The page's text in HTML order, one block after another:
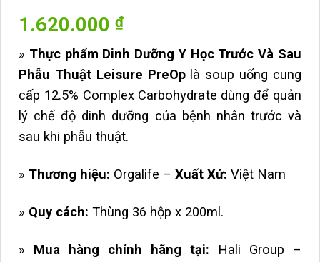
dựa trên
đánh giá
1.620.000 ₫
» Thực phẩm Dinh Dưỡng Y Học Trước Và Sau
Phẫu Thuật Leisure PreOplà soup uống cung
cấp 12.5% Complex Carbohydrate dùng để quản
lý chế độ dinh dưỡng của bệnh nhân trước và
sau khi phẫu thuật.
» Thương hiệu: Orgalife – Xuất Xứ: Việt Nam
» Quy cách: Thùng 36 hộp x 200ml.
» Mua hàng chính hãng tại: Hali Group –